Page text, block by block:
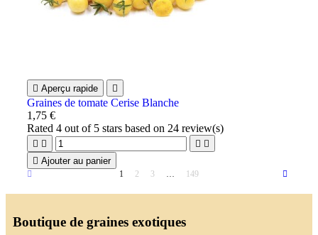
 Aperçu rapide 
Graines de tomate Cerise Blanche
1,75 €
Rated4 out of 5 stars based on 24 review(s)
   
 Ajouter au panier
1 2 3 … 149
Boutique de graines exotiques